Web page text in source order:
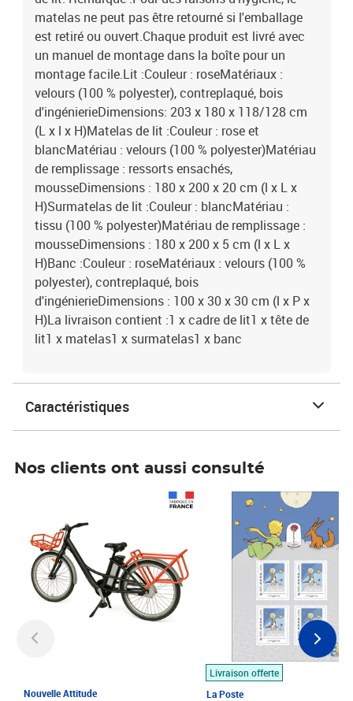
matelas ne peut pas être retourné si l'emballage
est retiré ou ouvert.Chaque produit est livré avec
un manuel de montage dans la boîte pour un
montage facile.Lit :Couleur : roseMatériaux :
velours (100 % polyester), contreplaqué, bois
d'ingénierieDimensions: 203 x 180 x 118/128 cm
(L x l x H)Matelas de lit :Couleur : rose et
blancMatériau : velours (100 % polyester)Matériau
de remplissage : ressorts ensachés,
mousseDimensions : 180 x 200 x 20 cm (l x L x
H)Surmatelas de lit :Couleur : blancMatériau :
tissu (100 % polyester)Matériau de remplissage :
mousseDimensions : 180 x 200 x 5 cm (l x L x
H)Banc :Couleur : roseMatériaux : velours (100 %
polyester), contreplaqué, bois
d'ingénierieDimensions : 100 x 30 x 30 cm (l x P x
H)La livraison contient :1 x cadre de lit1 x tête de
lit1 x matelas1 x surmatelas1 x banc
Caractéristiques
Nos clients ont aussi consulté
Nouvelle Attitude
Livraison offerte
La Poste
Prix 7,50€